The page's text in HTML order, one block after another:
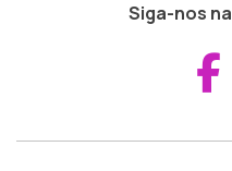
Siga-nos